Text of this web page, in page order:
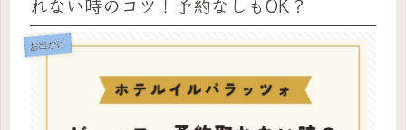
お出かけ